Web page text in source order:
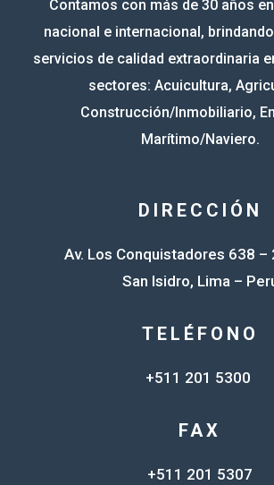
Contamos con más de 30 años
nacional e internacional,
servicios de calidad extraordinaria
sectores: Acuicultura,
Construcción/Inmobiliario,
Marítimo/Naviero.
DIRECCIÓN
Av. Los Conquistadores 638 –
San Isidro, Lima –
TELÉFONO
+511 201 5300
FAX
+511 201 5307